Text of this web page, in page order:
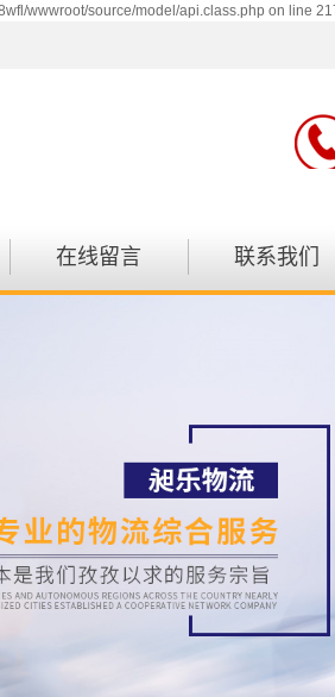
wwwroot/source/model/api.class.php on line
在线留言 联系我们